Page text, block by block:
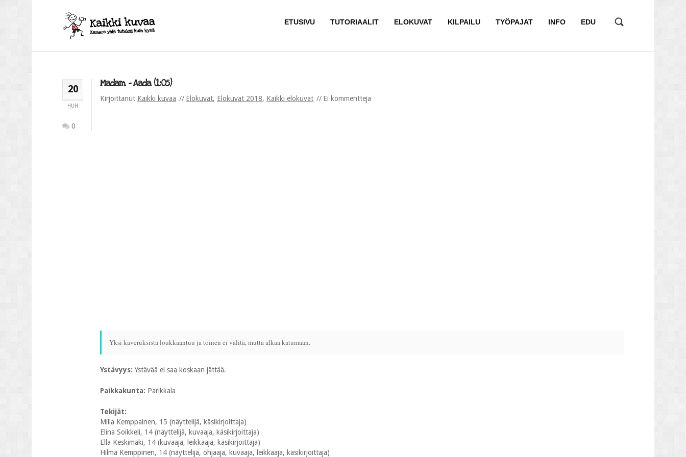
ETUSIVU TUTORIAALIT ELOKUVAT KILPAILU TYÖPAJAT INFO EDU
20
HUH
0
Madam – Aada (1:05)
Kirjoittanut Kaikki kuvaa Elokuvat, Elokuvat 2018, Kaikki elokuvat Ei kommentteja
Yksi kaveruksista loukkaantuu ja toinen ei välitä, mutta alkaa katumaan.
Ystävyys: Ystävää ei saa koskaan jättää.
Paikkakunta: Parikkala
Tekijät:
Milla Kemppainen, 15 (näyttelijä, käsikirjoittaja)
Elina Soikkeli, 14 (näyttelijä, kuvaaja, käsikirjoittaja)
Ella Keskimäki, 14 (kuvaaja, leikkaaja, käsikirjoittaja)
Hilma Kemppinen, 14 (näyttelijä, ohjaaja, kuvaaja, leikkaaja, käsikirjoittaja)